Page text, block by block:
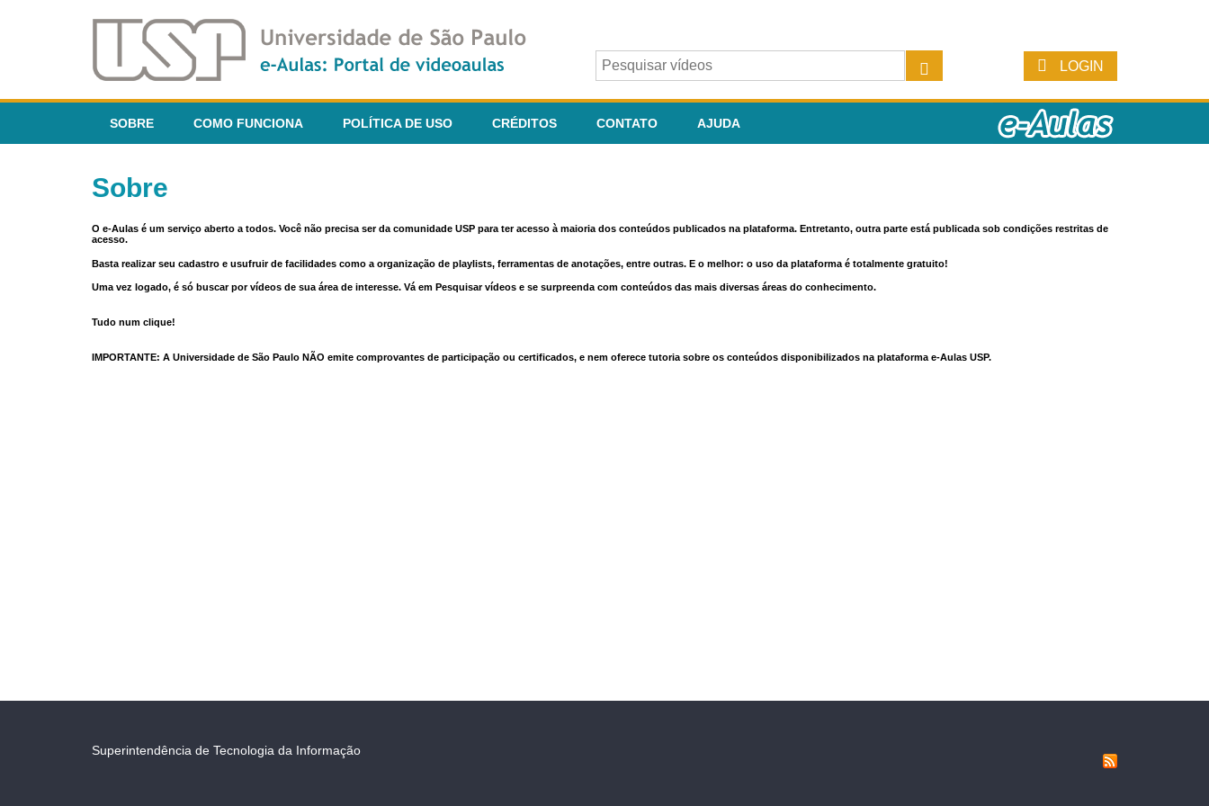
LOGIN
SOBRE COMO FUNCIONA POLÍTICA DE USO CRÉDITOS CONTATO AJUDA
Sobre
O e-Aulas é um serviço aberto a todos. Você não precisa ser da comunidade USP para ter acesso à maioria dos conteúdos publicados na plataforma. Entretanto, outra parte está publicada sob condições restritas de
acesso.
Basta realizar seu cadastro e usufruir de facilidades como a organização de playlists, ferramentas de anotações, entre outras. E o melhor: o uso da plataforma é totalmente gratuito!
Uma vez logado, é só buscar por vídeos de sua área de interesse. Vá em Pesquisar vídeos e se surpreenda com conteúdos das mais diversas áreas do conhecimento.
Tudo num clique!
IMPORTANTE: A Universidade de São Paulo NÃO emite comprovantes de participação ou certificados, e nem oferece tutoria sobre os conteúdos disponibilizados na plataforma e-Aulas USP.
Superintendência de Tecnologia da Informação